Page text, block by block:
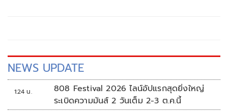
NEWS UPDATE
1:24 น.
808 Festival 2026 ไลน์อัปแรกสุดยิ่งใหญ่
ระเบิดความมันส์ 2 วันเต็ม 2-3 ต.ค.นี้